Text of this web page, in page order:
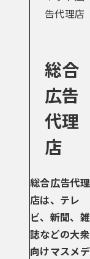
告代理店
総合
広告
代理
店
総合広告代理
店は、テレ
ビ、新聞、雑
誌などの大衆
向けマスメデ